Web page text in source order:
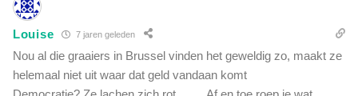
u
w
n
Louise 7 jaren geleden
Nou al die graaiers in Brussel vinden het geweldig zo, maakt ze
helemaal niet uit waar dat geld vandaan komt